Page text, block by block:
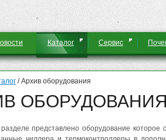
Каталог Сервис
/Архив оборудования
ОБОРУДОВАНИЯ
представлено оборудование которое